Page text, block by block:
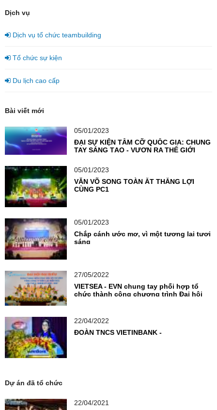
Dịch vụ
Dịch vụ tổ chức teambuilding
Tổ chức sự kiện
Du lịch cao cấp
Bài viết mới
05/01/2023
ĐẠI SỰ KIỆN TẦM CỠ QUỐC GIA: CHUNG
TAY SÁNG TẠO - VƯƠN RA THẾ GIỚI
05/01/2023
VĂN VÕ SONG TOÀN ẮT THẮNG LỢI
CÙNG PC1
05/01/2023
Chắp cánh ước mơ, vì một tương lai tươi
sáng
27/05/2022
VIETSEA - EVN chung tay phối hợp tổ
chức thành công chương trình Đại hội
22/04/2022
ĐOÀN TNCS VIETINBANK -
Dự án đã tổ chức
22/04/2021